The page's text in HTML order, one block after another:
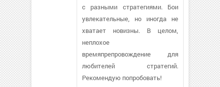
с разными стратегиями. Бои
увлекательные, но иногда не
хватает новизны. В целом,
неплохое
времяпрепровождение для
любителей стратегий.
Рекомендую попробовать!